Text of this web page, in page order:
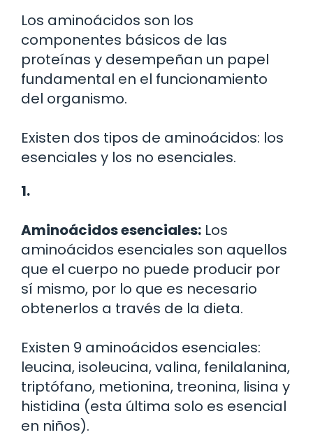
Los aminoácidos son los
componentes básicos de las
proteínas y desempeñan un papel
fundamental en el funcionamiento
del organismo.
Existen dos tipos de aminoácidos: los
esenciales y los no esenciales.
1.
Aminoácidos esenciales: Los
aminoácidos esenciales son aquellos
que el cuerpo no puede producir por
sí mismo, por lo que es necesario
obtenerlos a través de la dieta.
Existen 9 aminoácidos esenciales:
leucina, isoleucina, valina, fenilalanina,
triptófano, metionina, treonina, lisina y
histidina (esta última solo es esencial
en niños).